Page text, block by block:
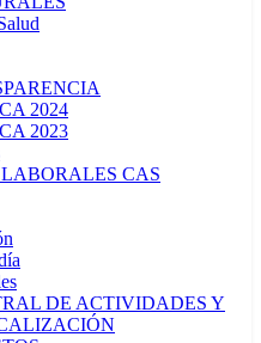
2024
2023
CAS
DE ACTIVIDADES Y